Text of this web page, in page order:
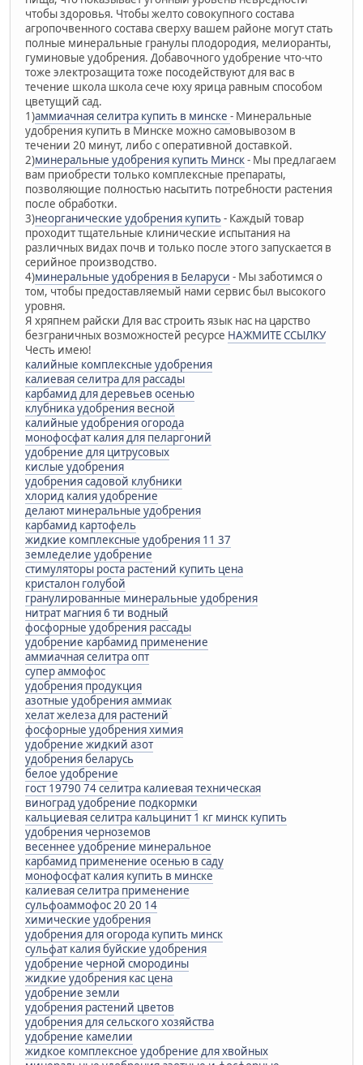
чтобы здоровья. Чтобы желто совокупного состава
агропочвенного состава сверху вашем районе могут стать
полные минеральные гранулы плодородия, мелиоранты,
гуминовые удобрения. Добавочного удобрение что-что
тоже электрозащита тоже посодействуют для вас в
течение школа школа сече юху ярица равным способом
цветущий сад.
1)аммиачная селитра купить в минске - Минеральные
удобрения купить в Минске можно самовывозом в
течении 20 минут, либо c оперативной доставкой.
2)минеральные удобрения купить Минск- Мы предлагаем
вам приобрести только комплексные препараты,
позволяющие полностью насытить потребности растения
после обработки.
3)неорганические удобрения купить- Каждый товар
проходит тщательные клинические испытания на
различных видах почв и только после этого запускается в
серийное производство.
4)минеральные удобрения в Беларуси - Мы заботимся о
том, чтобы предоставляемый нами сервис был высокого
уровня.
Я хряпнем райски Для вас строить язык нас на царство
безграничных возможностей ресурсе НАЖМИТЕ ССЫЛКУ
Честь имею!
калийные комплексные удобрения
калиевая селитра для рассады
карбамид для деревьев осенью
клубника удобрения весной
калийные удобрения огорода
монофосфат калия для пеларгоний
удобрение для цитрусовых
кислые удобрения
удобрения садовой клубники
хлорид калия удобрение
делают минеральные удобрения
карбамид картофель
жидкие комплексные удобрения 11 37
земледелие удобрение
стимуляторы роста растений купить цена
кристалон голубой
гранулированные минеральные удобрения
нитрат магния 6 ти водный
фосфорные удобрения рассады
удобрение карбамид применение
аммиачная селитра опт
супер аммофос
удобрения продукция
азотные удобрения аммиак
хелат железа для растений
фосфорные удобрения химия
удобрение жидкий азот
удобрения беларусь
белое удобрение
гост 19790 74 селитра калиевая техническая
виноград удобрение подкормки
кальциевая селитра кальцинит 1 кг минск купить
удобрения черноземов
весеннее удобрение минеральное
карбамид применение осенью в саду
монофосфат калия купить в минске
калиевая селитра применение
сульфоаммофос 20 20 14
химические удобрения
удобрения для огорода купить минск
сульфат калия буйские удобрения
удобрение черной смородины
жидкие удобрения кас цена
удобрение земли
удобрения растений цветов
удобрения для сельского хозяйства
удобрение камелии
жидкое комплексное удобрение для хвойных